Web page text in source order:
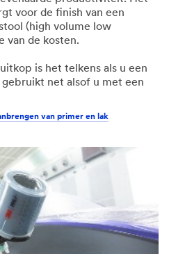
levert absolute
productiviteit. Het
voor de finish van een
(high volume low
van de kosten.